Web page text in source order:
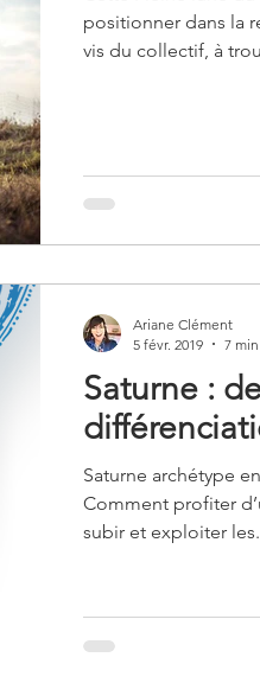
positionner dans la
vis du collectif, à
transcendant de la
Saturne :
Saturne archétype
Comment profiter
subir et exploiter
Ariane Clément
5 févr. 2019
7